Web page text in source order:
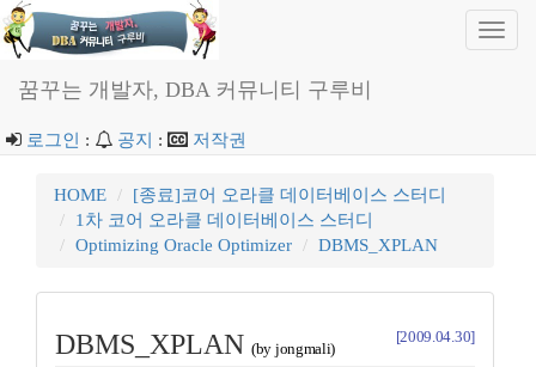
꿈꾸는 개발자, DBA 커뮤니티 구루비
로그인 : 공지 : 저작권
HOME
[종료]코어 오라클 데이터베이스 스터디
1차 코어 오라클 데이터베이스 스터디
Optimizing Oracle Optimizer
DBMS_XPLAN
DBMS_XPLAN (by jongmali)
[2009.04.30]